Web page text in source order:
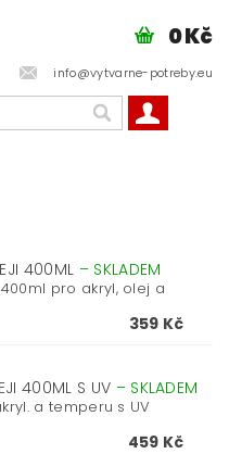
info@vytvarne-potreby.eu
0 Kč
400ML – SKLADEM
pro akryl, olej a
359 Kč
400ML S UV – SKLADEM
a temperu s UV
459 Kč